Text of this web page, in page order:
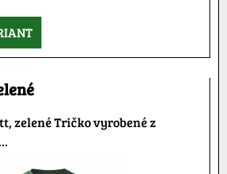
zelené Tričko vyrobené z